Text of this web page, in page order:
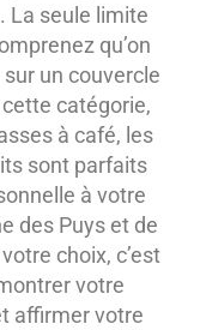
La seule limite
qu’on
un couvercle
catégorie,
à café, les
sont parfaits
à votre
des Puys et de
choix, c’est
votre
affirmer votre